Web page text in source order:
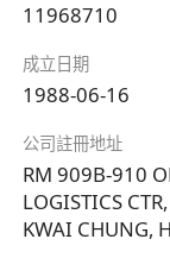
11968710
成立日期
1988-06-16
公司註冊地址
RM 909B-910
LOGISTICS
KWAI CHUNG,